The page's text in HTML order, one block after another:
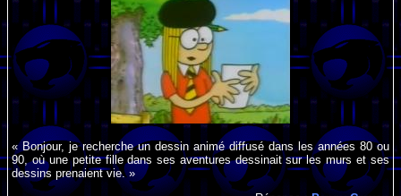
« Bonjour, je recherche un dessin animé diffusé dans les années 80 ou
90, où une petite fille dans ses aventures dessinait sur les murs et ses
dessins prenaient vie. »